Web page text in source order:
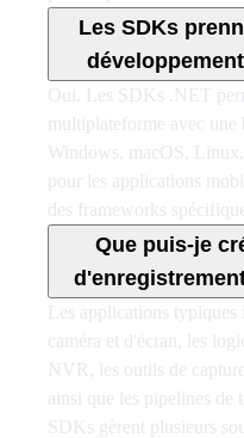
Les SDKs
Oui. Les SDKs .NET
multiplateforme avec une
Windows, macOS,
pour les applications
des frameworks
Que puis-je
Les applications typiques
caméra et d'écran, les
NVR, les outils de
ainsi que les pipelines de
SDKs gèrent plusieurs